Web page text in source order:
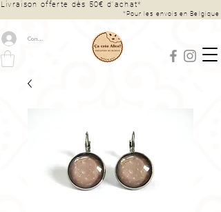
Connexion
Livraison offerte dès 50€ d’achat*
*Pour les envois en Belgique